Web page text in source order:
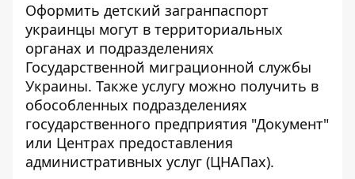
Оформить детский загранпаспорт
украинцы могут в территориальных
органах и подразделениях
Государственной миграционной службы
Украины. Также услугу можно получить в
обособленных подразделениях
государственного предприятия "Документ"
или Центрах предоставления
административных услуг (ЦНАПах).